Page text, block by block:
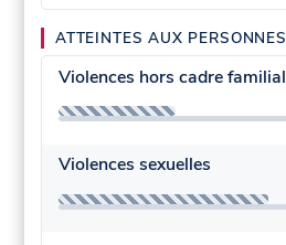
ATTEINTES AUX PERSONNES
Violences hors cadre familial
Violences sexuelles